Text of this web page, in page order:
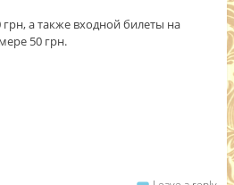
а также входной билеты на
50 грн.